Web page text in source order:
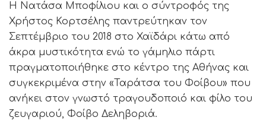
Η Νατάσα Μποφίλιου και ο σύντροφός της
Χρήστος Κορτσέλης παντρεύτηκαν τον
Σεπτέμβριο του 2018 στο Χαϊδάρι κάτω από
άκρα μυστικότητα ενώ το γάμηλιο πάρτι
πραγματοποιήθηκε στο κέντρο της Αθήνας και
συγκεκριμένα στην «Ταράτσα του Φοίβου» που
ανήκει στον γνωστό τραγουδοποιό και φίλο του
ζευγαριού, Φοίβο Δεληβοριά.